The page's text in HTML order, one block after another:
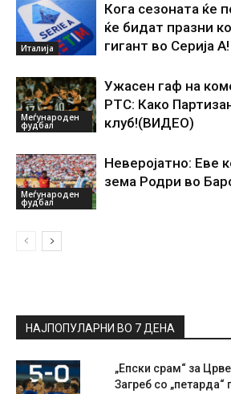
Италија
Кога сезоната ќе
ќе бидат празни
гигант во Серија А!
Меѓународен
фудбал
Ужасен гаф на
РТС: Како
клуб!(ВИДЕО)
Меѓународен
фудбал
Неверојатно: Еве
зема Родри во
НАЈПОПУЛАРНИ ВО 7 ДЕНА
„Епски срам“ за
Загреб со „петарда“